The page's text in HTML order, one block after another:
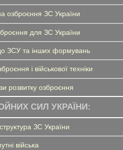
озброєння ЗС України
для ЗС України
ЗСУ та інших формувань
і військової техніки
розвитку озброєння
СИЛ УКРАЇНИ:
ЗС України
війська